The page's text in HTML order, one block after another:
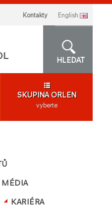
Kontakty english
HLEDAT
SKUPINA ORLEN
vyberte
MÉDIA
KARIÉRA